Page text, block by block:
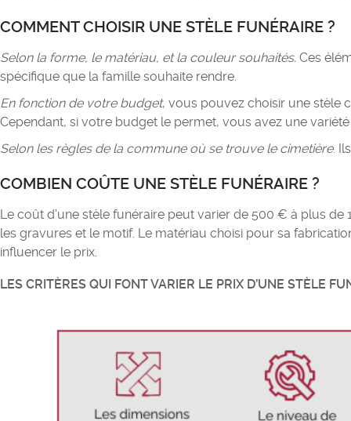
COMMENT CHOISIR UNE STÈLE FUNÉRAIRE ?
Selon la forme, le matériau, et la couleur souhaités. Ces
spécifique que la famille souhaite rendre.
En fonction de votre budget, vous pouvez choisir une stèle
Cependant, si votre budget le permet, vous avez une
Selon les règles de la commune où se trouve le cimetière.
COMBIEN COÛTE UNE STÈLE FUNÉRAIRE ?
Le coût d’une stèle funéraire peut varier de 500 € à plus
les gravures et le motif. Le matériau choisi pour sa
influencer le prix.
LES CRITÈRES QUI FONT VARIER LE PRIX D’UNE STÈLE